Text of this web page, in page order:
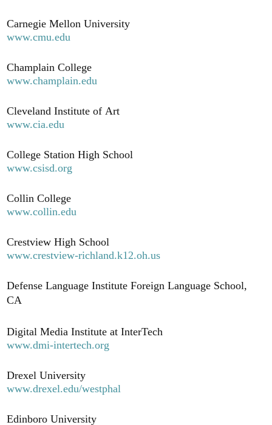
Carnegie Mellon University
www.cmu.edu
Champlain College
www.champlain.edu
Cleveland Institute of Art
www.cia.edu
College Station High School
www.csisd.org
Collin College
www.collin.edu
Crestview High School
www.crestview-richland.k12.oh.us
Defense Language Institute Foreign Language School,
CA
Digital Media Institute at InterTech
www.dmi-intertech.org
Drexel University
www.drexel.edu/westphal
Edinboro University